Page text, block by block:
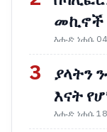
መኪኖች
እሑድ ነሐሴ
3
ያላትን
እናት
እሑድ ነሐሴ